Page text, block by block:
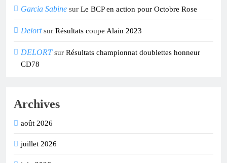
Garcia Sabine sur Le BCP en action pour Octobre Rose
Delortsur Résultats coupe Alain 2023
DELORTsur Résultats championnat doublettes honneur
CD78
Archives
août 2026
juillet 2026